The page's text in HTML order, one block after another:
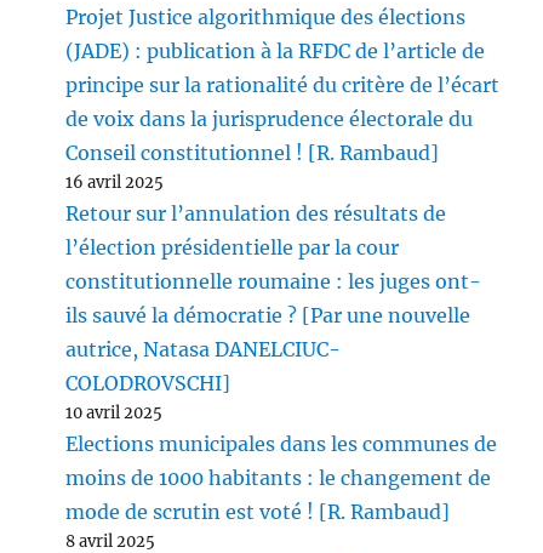
Projet Justice algorithmique des élections
(JADE) : publication à la RFDC de l’article de
principe sur la rationalité du critère de l’écart
de voix dans la jurisprudence électorale du
Conseil constitutionnel ! [R. Rambaud]
16 avril 2025
Retour sur l’annulation des résultats de
l’élection présidentielle par la cour
constitutionnelle roumaine : les juges ont-
ils sauvé la démocratie ? [Par une nouvelle
autrice, Natasa DANELCIUC-
COLODROVSCHI]
10 avril 2025
Elections municipales dans les communes de
moins de 1000 habitants : le changement de
mode de scrutin est voté ! [R. Rambaud]
8 avril 2025